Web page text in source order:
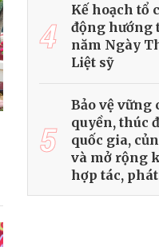
4
Kế hoạch tổ
động hướng
năm Ngày
Liệt sỹ
5
Bảo vệ vững
quyền, thúc
quốc gia,
và mở rộng
hợp tác,